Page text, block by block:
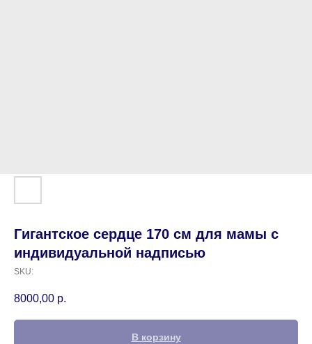
Гигантское сердце 170 см для мамы с
индивидуальной надписью
SKU:
8000,00 р.
В корзину